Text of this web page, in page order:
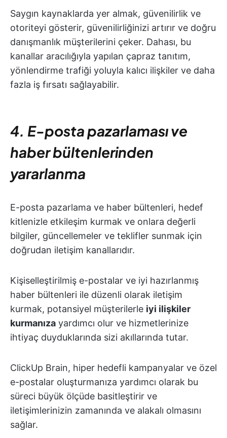
Saygın kaynaklarda yer almak, güvenilirlik ve
otoriteyi gösterir, güvenilirliğinizi artırır ve doğru
danışmanlık müşterilerini çeker. Dahası, bu
kanallar aracılığıyla yapılan çapraz tanıtım,
yönlendirme trafiği yoluyla kalıcı ilişkiler ve daha
fazla iş fırsatı sağlayabilir.
4. E-posta pazarlaması ve
haber bültenlerinden
yararlanma
E-posta pazarlama ve haber bültenleri, hedef
kitlenizle etkileşim kurmak ve onlara değerli
bilgiler, güncellemeler ve teklifler sunmak için
doğrudan iletişim kanallarıdır.
Kişiselleştirilmiş e-postalar ve iyi hazırlanmış
haber bültenleri ile düzenli olarak iletişim
kurmak, potansiyel müşterilerle iyi ilişkiler
kurmanıza yardımcı olur ve hizmetlerinize
ihtiyaç duyduklarında sizi akıllarında tutar.
ClickUp Brain, hiper hedefli kampanyalar ve özel
e-postalar oluşturmanıza yardımcı olarak bu
süreci büyük ölçüde basitleştirir ve
iletişimlerinizin zamanında ve alakalı olmasını
sağlar.